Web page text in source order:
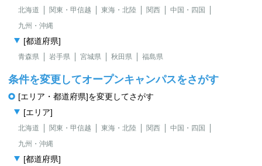
北海道 関東・甲信越 東海・北陸 関西
中国・四国
九州・沖縄
[都道府県]
青森県 岩手県 宮城県 秋田県 福島県
条件を変更してオープンキャンパスをさがす
[エリア・都道府県]を変更してさがす
[エリア]
北海道 関東・甲信越 東海・北陸 関西
中国・四国
九州・沖縄
[都道府県]